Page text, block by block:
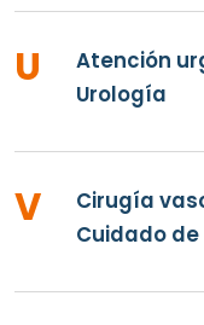
U
Atención
Urología
V
Cirugía
Cuidado